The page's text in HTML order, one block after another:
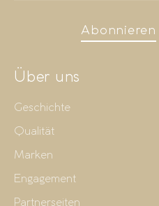
Abonnieren
Über uns
Geschichte
Qualität
Marken
Engagement
Partnerseiten